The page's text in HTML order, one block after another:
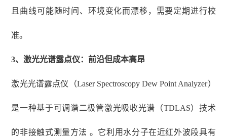
且曲线可能随时间、环境变化而漂移，需要定期进行校
准。
3、激光光谱露点仪：前沿但成本高昂
激光光谱露点仪（Laser Spectroscopy Dew Point Analyzer）
是一种基于可调谐二极管激光吸收光谱（TDLAS）技术
的非接触式测量方法 。它利用水分子在近红外波段具有